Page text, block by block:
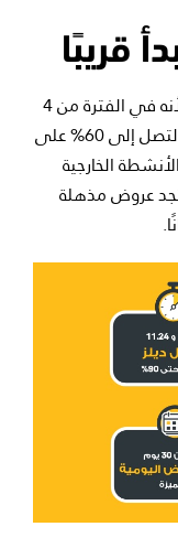
قريبًا
لا يقتصر هذا الأسبوع على عرض واحد، لأنه في الفترة من 4
نوفمبر إلى 10 نوفمبر، تزداد الخصومات لتصل إلى 60% على
الخارجية
عروض مذهلة